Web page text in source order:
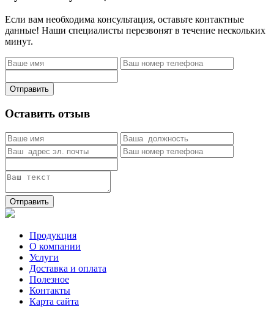
Если вам необходима консультация, оставьте контактные
данные! Наши специалисты перезвонят в течение нескольких
минут.
Отправить
Оставить отзыв
Отправить
Продукция
О компании
Услуги
Доставка и оплата
Полезное
Контакты
Карта сайта